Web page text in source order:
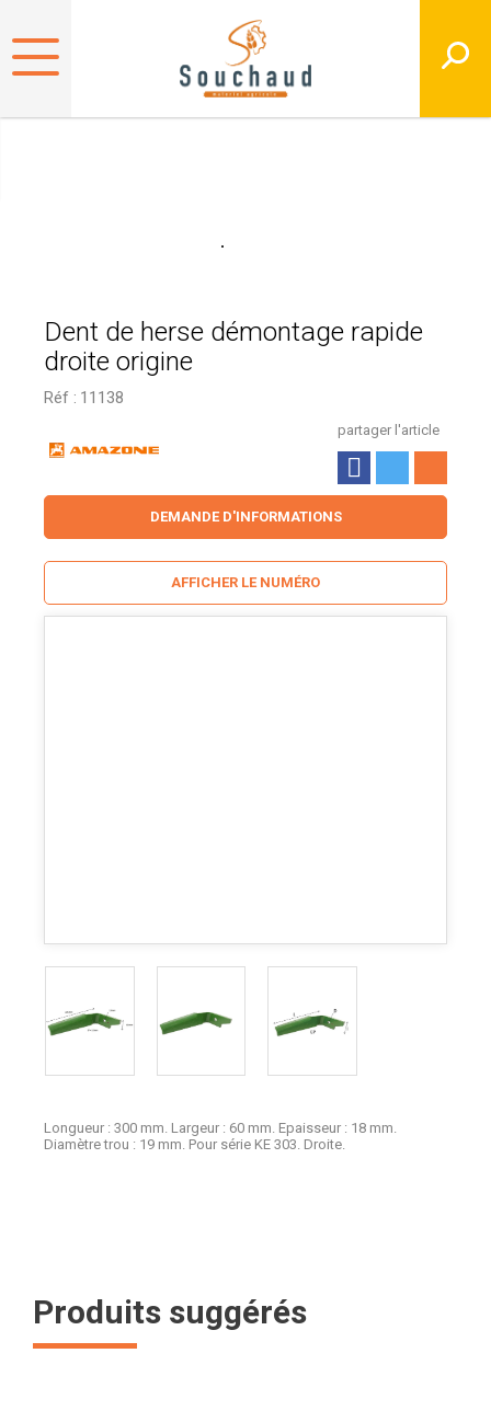
Dent de herse démontage rapide
droite origine
Réf : 11138
partager l'article
Longueur : 300 mm. Largeur : 60 mm. Epaisseur : 18 mm.
Diamètre trou : 19 mm. Pour série KE 303. Droite.
DEMANDE D'INFORMATIONS
AFFICHER LE NUMÉRO
Produits suggérés